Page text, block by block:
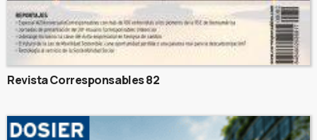
Revista Corresponsables 82